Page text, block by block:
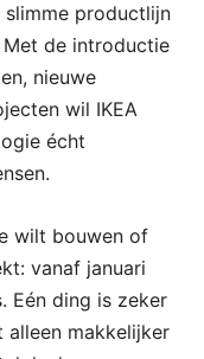
slimme productlijn
de introductie
nieuwe
wil IKEA
écht
wilt bouwen of
vanaf januari
Eén ding is zeker
makkelijker